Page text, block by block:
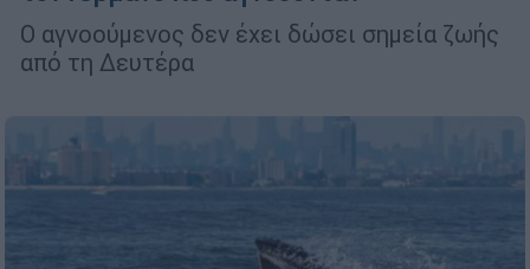
Ο αγνοούμενος δεν έχει δώσει σημεία ζωής
από τη Δευτέρα